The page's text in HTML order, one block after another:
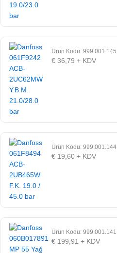
Ürün Kodu: 999.001.145
€ 36,79 + KDV
Ürün Kodu: 999.001.144
€ 19,60 + KDV
Ürün Kodu: 999.001.141
€ 199,91 + KDV